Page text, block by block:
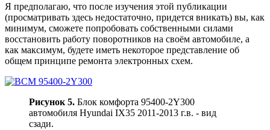
Я предполагаю, что после изучения этой публикации
(просматривать здесь недостаточно, придется вникать) вы, как
минимум, сможете попробовать собственными силами
восстановить работу поворотников на своём автомобиле, а
как максимум, будете иметь некоторое представление об
общем принципе ремонта электронных схем.
Рисунок 5. Блок комфорта 95400-2Y300
автомобиля Hyundai IX35 2011-2013 г.в. - вид
сзади.